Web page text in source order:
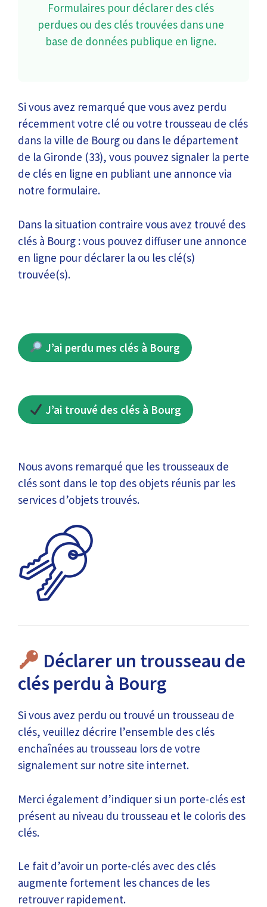
Formulaires pour déclarer des clés
perdues ou des clés trouvées dans une
base de données publique en ligne.
Si vous avez remarqué que vous avez perdu
récemment votre clé ou votre trousseau de clés
dans la ville de Bourg ou dans le département
de la Gironde (33), vous pouvez signaler la perte
de clés en ligne en publiant une annonce via
notre formulaire.
Dans la situation contraire vous avez trouvé des
clés à Bourg : vous pouvez diffuser une annonce
en ligne pour déclarer la ou les clé(s)
trouvée(s).
J’ai perdu mes clés à Bourg
J’ai trouvé des clés à Bourg
Nous avons remarqué que les trousseaux de
clés sont dans le top des objets réunis par les
services d’objets trouvés.
Déclarer un trousseau de
clés perdu à Bourg
Si vous avez perdu ou trouvé un trousseau de
clés, veuillez décrire l’ensemble des clés
enchaînées au trousseau lors de votre
signalement sur notre site internet.
Merci également d’indiquer si un porte-clés est
présent au niveau du trousseau et le coloris des
clés.
Le fait d’avoir un porte-clés avec des clés
augmente fortement les chances de les
retrouver rapidement.